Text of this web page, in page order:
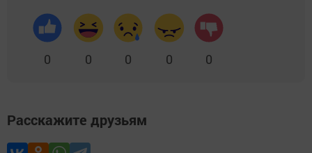
0 0 0 0 0
Расскажите друзьям